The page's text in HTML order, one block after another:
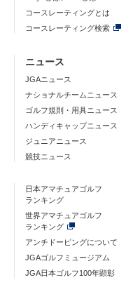
コースレーティングとは
コースレーティング検索
ニュース
JGAニュース
ナショナルチームニュース
ゴルフ規則・用具ニュース
ハンディキャップニュース
ジュニアニュース
競技ニュース
日本アマチュアゴルフ
ランキング
世界アマチュアゴルフ
ランキング
アンチドーピングについて
JGAゴルフミュージアム
JGA日本ゴルフ100年顕彰